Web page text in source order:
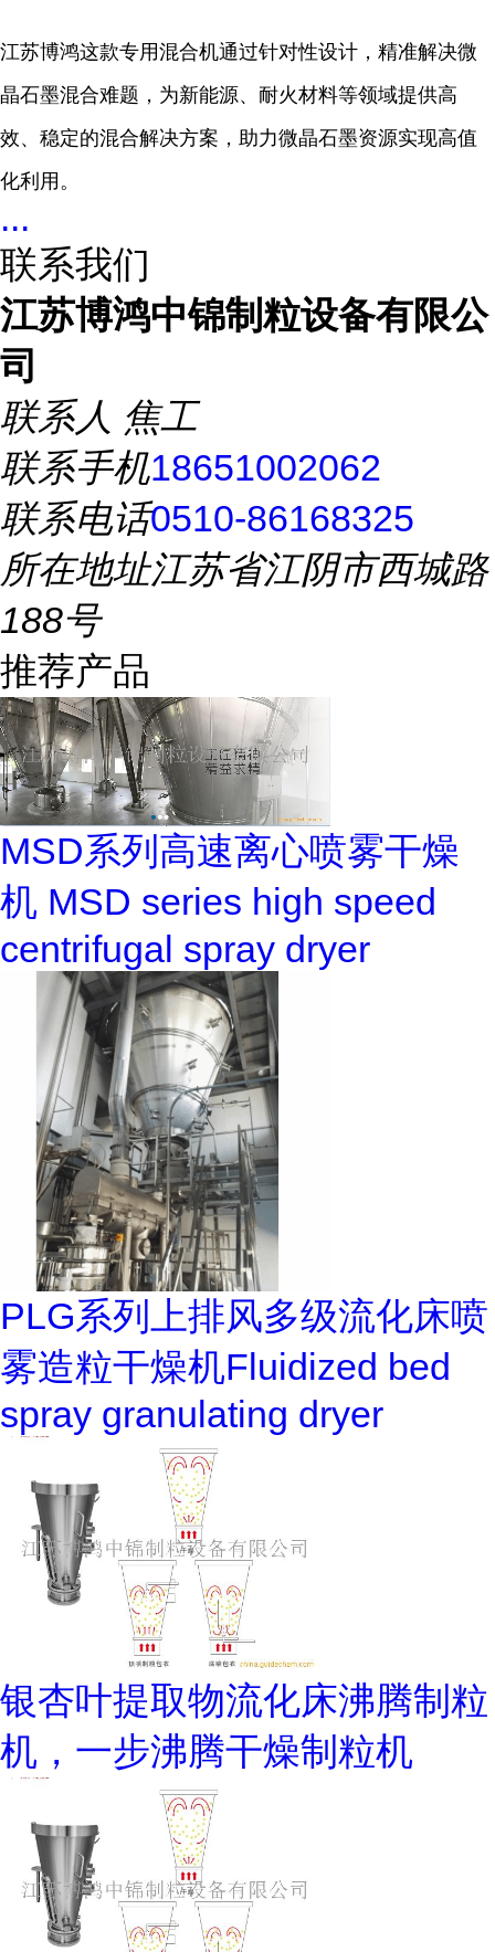
江苏博鸿这款专用混合机通过针对性设计，精准解决微
晶石墨混合难题，为新能源、耐火材料等领域提供高
效、稳定的混合解决方案，助力微晶石墨资源实现高值
化利用。
...
联系我们
江苏博鸿中锦制粒设备有限公
司
联系人 焦工
联系手机18651002062
联系电话0510-86168325
所在地址江苏省江阴市西城路
188号
推荐产品
MSD系列高速离心喷雾干燥
机 MSD series high speed
centrifugal spray dryer
PLG系列上排风多级流化床喷
雾造粒干燥机Fluidized bed
spray granulating dryer
银杏叶提取物流化床沸腾制粒
机，一步沸腾干燥制粒机